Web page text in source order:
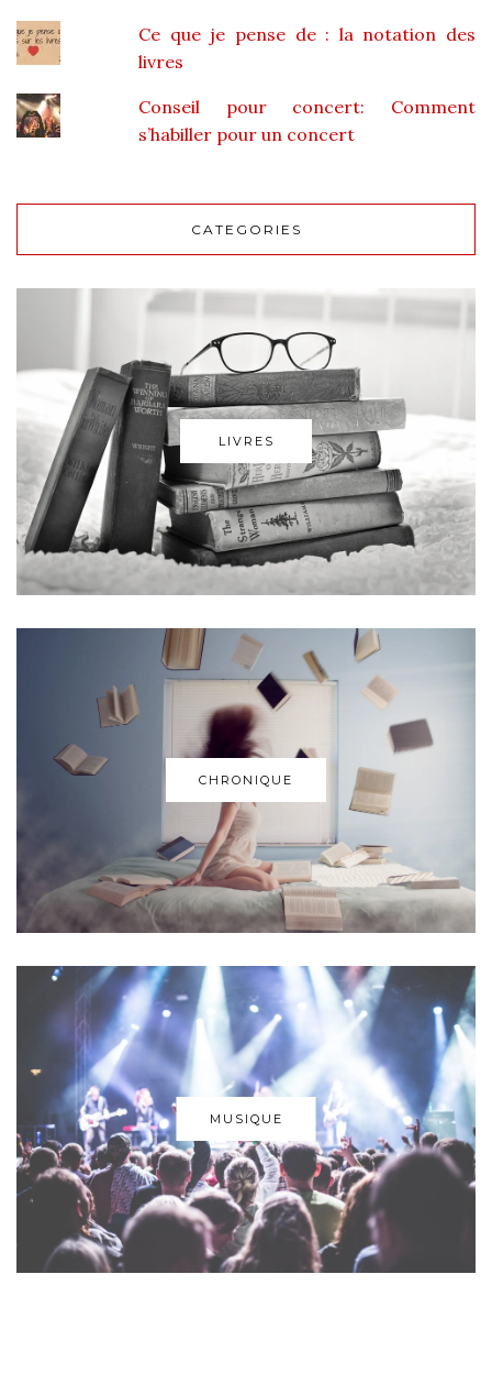
Ce que je pense de : la notation des
livres
Conseil pour concert: Comment
s’habiller pour un concert
CATEGORIES
LIVRES
CHRONIQUE
MUSIQUE